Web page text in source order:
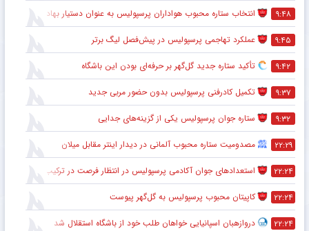
۹:۴۸ انتخاب ستاره محبوب هواداران پرسپولیس به عنوان دستیار بهادر عبدی
۹:۴۵ عملکرد تهاجمی پرسپولیس در پیش‌فصل لیگ برتر
۹:۴۲ تأکید ستاره جدید گل‌گهر بر حرفه‌ای بودن این باشگاه
۹:۳۷ تکمیل کادرفنی پرسپولیس بدون حضور مربی جدید
۹:۳۲ ستاره جوان پرسپولیس یکی از گزینه‌های جدایی
۲۲:۲۹ مصدومیت ستاره محبوب آلمانی در دیدار اینتر مقابل میلان
۲۲:۲۴ استعدادهای جوان آکادمی پرسپولیس در انتظار فرصت در ترکیب اصلی
۲۲:۲۴ کاپیتان محبوب پرسپولیس به گل‌گهر پیوست
۲۲:۲۴ دروازهبان اسپانیایی خواهان طلب خود از باشگاه استقلال شد